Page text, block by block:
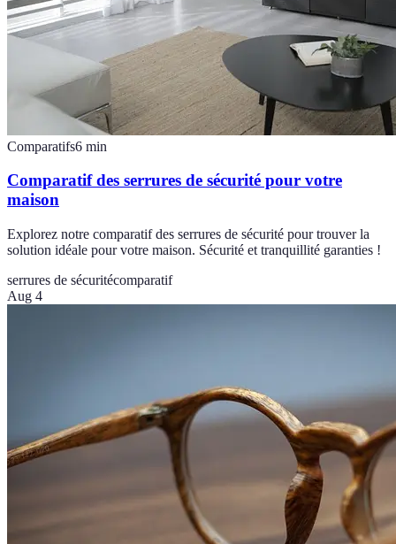
Comparatifs6 min
Comparatif des serrures de sécurité pour votre
maison
Explorez notre comparatif des serrures de sécurité pour trouver la
solution idéale pour votre maison. Sécurité et tranquillité garanties !
serrures de sécuritécomparatif
Aug 4